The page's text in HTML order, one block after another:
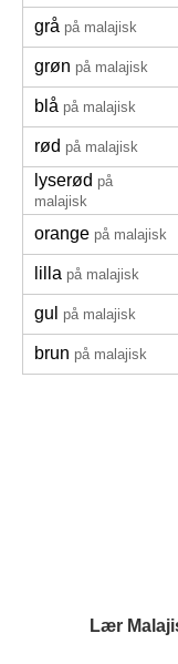
grå på malajisk
grøn på malajisk
blå på malajisk
rød på malajisk
lyserød på
malajisk
orange på malajisk
lilla på malajisk
gul på malajisk
brun på malajisk
Lær